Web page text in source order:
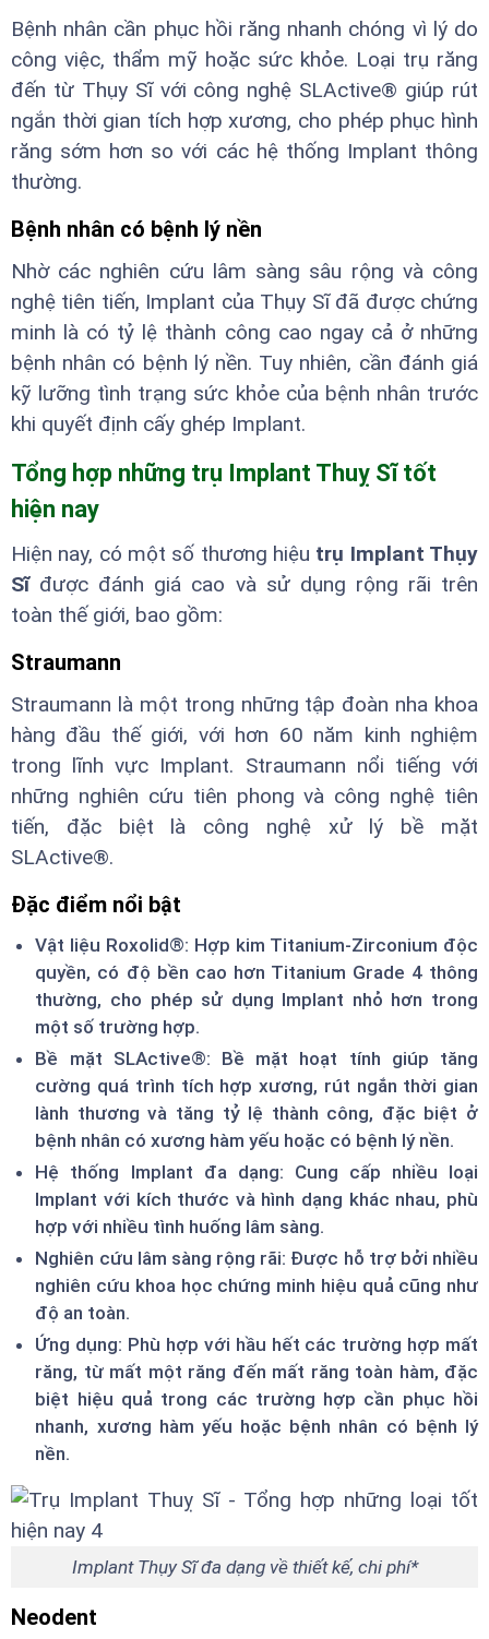
Bệnh nhân cần phục hồi răng nhanh chóng vì lý do
công việc, thẩm mỹ hoặc sức khỏe. Loại trụ răng
đến từ Thụy Sĩ với công nghệ SLActive® giúp rút
ngắn thời gian tích hợp xương, cho phép phục hình
răng sớm hơn so với các hệ thống Implant thông
thường.
Bệnh nhân có bệnh lý nền
Nhờ các nghiên cứu lâm sàng sâu rộng và công
nghệ tiên tiến, Implant của Thụy Sĩ đã được chứng
minh là có tỷ lệ thành công cao ngay cả ở những
bệnh nhân có bệnh lý nền. Tuy nhiên, cần đánh giá
kỹ lưỡng tình trạng sức khỏe của bệnh nhân trước
khi quyết định cấy ghép Implant.
Tổng hợp những trụ Implant Thuỵ Sĩ tốt
hiện nay
Hiện nay, có một số thương hiệu trụ Implant Thụy
Sĩđược đánh giá cao và sử dụng rộng rãi trên
toàn thế giới, bao gồm:
Straumann
Straumann là một trong những tập đoàn nha khoa
hàng đầu thế giới, với hơn 60 năm kinh nghiệm
trong lĩnh vực Implant. Straumann nổi tiếng với
những nghiên cứu tiên phong và công nghệ tiên
tiến, đặc biệt là công nghệ xử lý bề mặt
SLActive®.
Đặc điểm nổi bật
Vật liệu Roxolid®: Hợp kim Titanium-Zirconium độc
quyền, có độ bền cao hơn Titanium Grade 4 thông
thường, cho phép sử dụng Implant nhỏ hơn trong
một số trường hợp.
Bề mặt SLActive®: Bề mặt hoạt tính giúp tăng
cường quá trình tích hợp xương, rút ngắn thời gian
lành thương và tăng tỷ lệ thành công, đặc biệt ở
bệnh nhân có xương hàm yếu hoặc có bệnh lý nền.
Hệ thống Implant đa dạng: Cung cấp nhiều loại
Implant với kích thước và hình dạng khác nhau, phù
hợp với nhiều tình huống lâm sàng.
Nghiên cứu lâm sàng rộng rãi: Được hỗ trợ bởi nhiều
nghiên cứu khoa học chứng minh hiệu quả cũng như
độ an toàn.
Ứng dụng: Phù hợp với hầu hết các trường hợp mất
răng, từ mất một răng đến mất răng toàn hàm, đặc
biệt hiệu quả trong các trường hợp cần phục hồi
nhanh, xương hàm yếu hoặc bệnh nhân có bệnh lý
nền.
Implant Thụy Sĩ đa dạng về thiết kế, chi phí*
Neodent